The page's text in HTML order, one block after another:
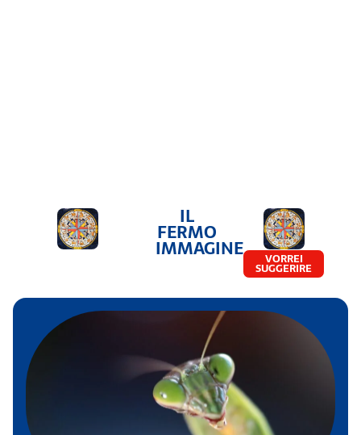
IL
FERMO
IMMAGINE VORREI
SUGGERIRE